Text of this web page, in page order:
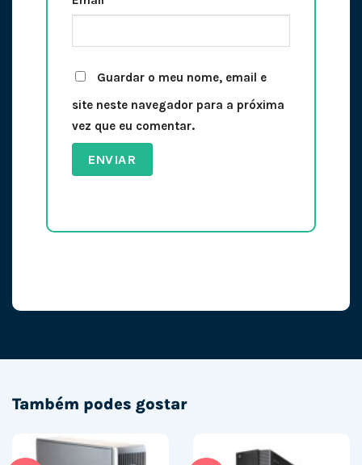
Guardar o meu nome, email e
site neste navegador para a próxima
vez que eu comentar.
Também podes gostar